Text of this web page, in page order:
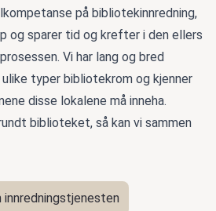
på bibliotekinnredning,
og sparer tid og krefter i den ellers
Vi har lang og bred
typer bibliotekrom og kjenner
disse lokalene må inneha.
biblioteket, så kan vi sammen
innredningstjenesten